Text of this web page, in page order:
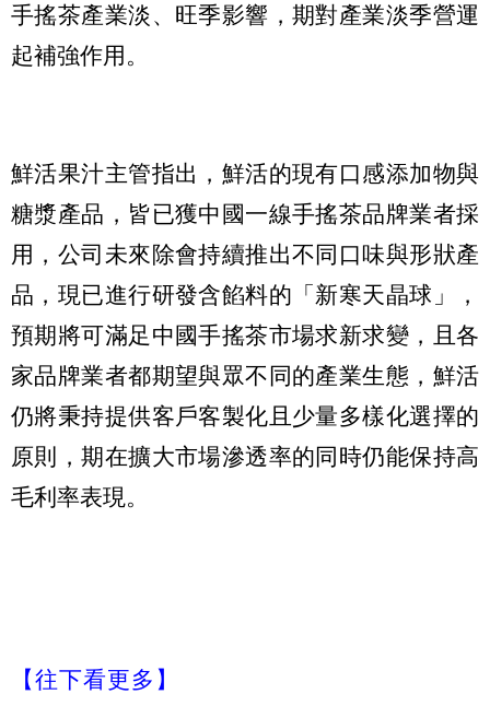
手搖茶產業淡、旺季影響，期對產業淡季營運
起補強作用。
鮮活果汁主管指出，鮮活的現有口感添加物與
糖漿產品，皆已獲中國一線手搖茶品牌業者採
用，公司未來除會持續推出不同口味與形狀產
品，現已進行研發含餡料的「新寒天晶球」，
預期將可滿足中國手搖茶市場求新求變，且各
家品牌業者都期望與眾不同的產業生態，鮮活
仍將秉持提供客戶客製化且少量多樣化選擇的
原則，期在擴大市場滲透率的同時仍能保持高
毛利率表現。
【往下看更多】